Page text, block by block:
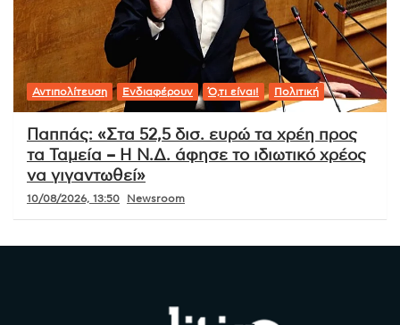
Αντιπολίτευση Ενδιαφέρουν Ό,τι είναι! Πολιτική
Παππάς: «Στα 52,5 δισ. ευρώ τα χρέη προς
τα Ταμεία – Η Ν.Δ. άφησε το ιδιωτικό χρέος
να γιγαντωθεί»
10/08/2026, 13:50 Newsroom